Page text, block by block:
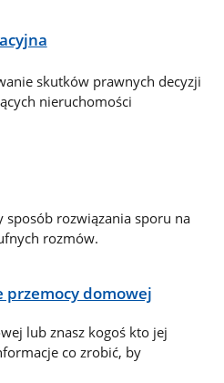
skutków prawnych decyzji
nieruchomości
sposób rozwiązania sporu na
rozmów.
przemocy domowej
lub znasz kogoś kto jej
co zrobić, by